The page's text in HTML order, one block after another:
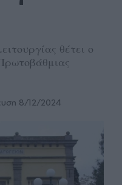
θέτει ο
8/12/2024